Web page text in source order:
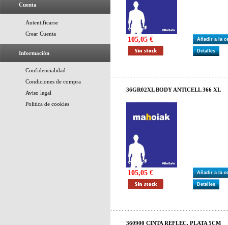
Cuenta
Autentificarse
Crear Cuenta
Información
Confidencialidad
Condiciones de compra
Aviso legal
Politica de cookies
105,05 € Añadir a la
Detalles
36GR02XL BODY ANTICELL 366 XL
105,05 € Añadir a la
Detalles
360900 CINTA REFLEC. PLATA 5CM